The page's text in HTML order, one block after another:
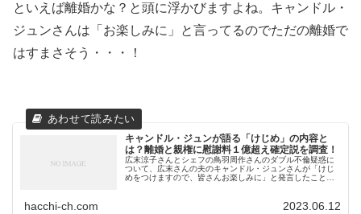
といえば離婚かな？と頭に浮かびますよね。キャンドル・
ジュンさんは「お楽しみに」と言ってるのでただの離婚で
はすまさそう・・・！
キャンドル・ジュンが語る「けじめ」の内容と
は？離婚と親権に慰謝料１億超え確定説を調査！
広末涼子さんとシェフの鳥羽周作さんのダブル不倫疑惑に
ついて、広末さんの夫のキャンドル・ジュンさんが「けじ
めをつけますので、皆さんお楽しみに」と発言したことを
hacchi-ch.com 2023.06.12